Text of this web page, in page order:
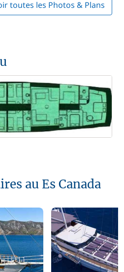
toutes les Photos & Plans
au Es Canada